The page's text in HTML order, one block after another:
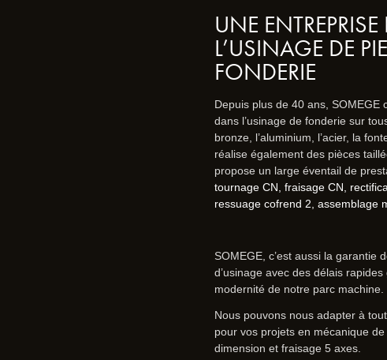
UNE
L’USINAGE DE
FONDERIE
Depuis plus de 40 ans, SOMEGE
dans l’usinage de fonderie sur
bronze, l’aluminium, l’acier, la
réalise également des pièces
propose un large éventail de
tournage CN, fraisage CN,
ressuage cofrend 2, assemblage
SOMEGE, c’est aussi la garantie
d’usinage avec des délais
modernité de notre parc machine.
Nous pouvons nous adapter à
pour vos projets en mécanique
dimension et fraisage 5 axes.